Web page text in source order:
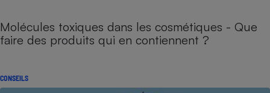
Molécules toxiques dans les cosmétiques - Que
faire des produits qui en contiennent ?
CONSEILS